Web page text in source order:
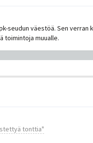
seudun väestöä. Sen
toimintoja muualle.
tonttia"